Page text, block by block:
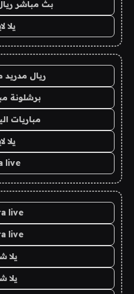
بث مباشر
يلا
ريال مدريد
برشلونة
مباريات
يلا
live
live
live
يلا
يلا